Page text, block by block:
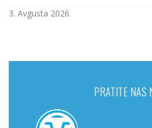
3. Avgusta 2026.
PRATITE NAS